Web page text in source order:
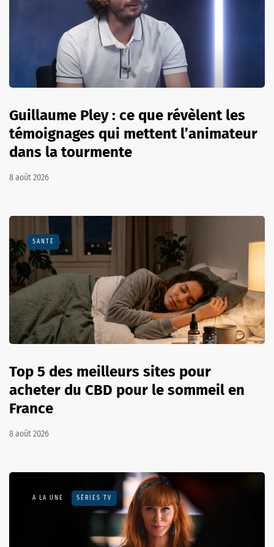
Guillaume Pley : ce que révèlent les
témoignages qui mettent l’animateur
dans la tourmente
8 août 2026
SANTÉ
Top 5 des meilleurs sites pour
acheter du CBD pour le sommeil en
France
8 août 2026
A LA UNE SÉRIES TV